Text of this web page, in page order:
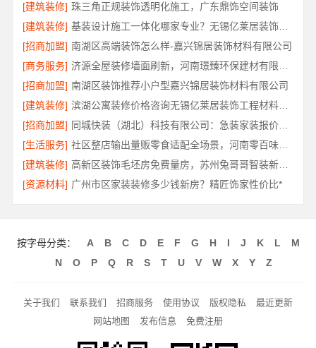
[建筑装修] 珠三角正规装饰透明化施工，广东鼎饰空间装饰
[建筑装修]
基装设计施工一体化哪家专业？无锡亿莱居装饰工程材料有限公司优选
[招商加盟] 南湖区高端装饰怎么样-嘉兴锦居装饰材料有限公司
[商务服务]
[招商加盟] 南湖区装饰推荐小户型嘉兴锦居装饰材料有限公司
[建筑装修]
滨湖公寓装修价格咨询无锡亿莱居装饰工程材料有限公司
[招商加盟]
同城快装（湖北）科技有限公司：急装家装报价省心透明无增项
[生活服务]
社区整店输出量贩零食适配全场景，河南零百味供应链有限公司扶持加盟
[建筑装修]
高新区装饰毛坯房免费量房，苏州兔哥哥智装新材料有限公司
[资源材料] 广州市区家装装修多少钱新房？精匠饰家性价比*
按字母分类： A B C D E F G H I J K L
M
N
O P Q R S T U V W X Y Z
关于我们 联系我们 招商服务 使用协议 版权隐私
最近更新
网站地图
发布信息 免费注册